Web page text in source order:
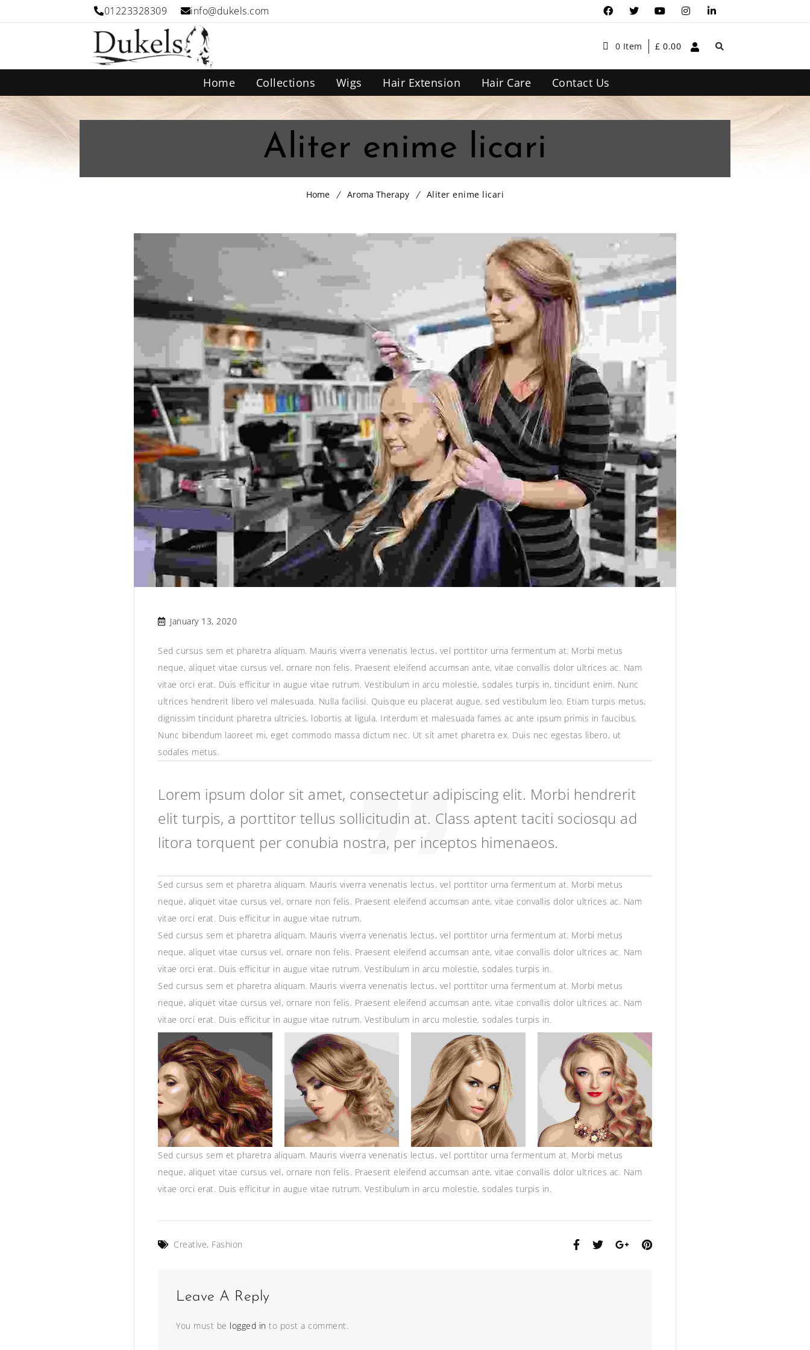
01223328309 info@dukels.com
0 Item £ 0.00
Home Collections Wigs Hair Extension Hair Care Contact Us
Aliter enime licari
Home Aroma Therapy Aliter enime licari
January 13, 2020
Sed cursus sem et pharetra aliquam. Mauris viverra venenatis lectus, vel porttitor urna fermentum at. Morbi metus
neque, aliquet vitae cursus vel, ornare non felis. Praesent eleifend accumsan ante, vitae convallis dolor ultrices ac. Nam
vitae orci erat. Duis efficitur in augue vitae rutrum. Vestibulum in arcu molestie, sodales turpis in, tincidunt enim. Nunc
ultrices hendrerit libero vel malesuada. Nulla facilisi. Quisque eu placerat augue, sed vestibulum leo. Etiam turpis metus,
dignissim tincidunt pharetra ultricies, lobortis at ligula. Interdum et malesuada fames ac ante ipsum primis in faucibus.
Nunc bibendum laoreet mi, eget commodo massa dictum nec. Ut sit amet pharetra ex. Duis nec egestas libero, ut
sodales metus.
Lorem ipsum dolor sit amet, consectetur adipiscing elit. Morbi hendrerit
elit turpis, a porttitor tellus sollicitudin at. Class aptent taciti sociosqu ad
litora torquent per conubia nostra, per inceptos himenaeos.
Sed cursus sem et pharetra aliquam. Mauris viverra venenatis lectus, vel porttitor urna fermentum at. Morbi metus
neque, aliquet vitae cursus vel, ornare non felis. Praesent eleifend accumsan ante, vitae convallis dolor ultrices ac. Nam
vitae orci erat. Duis efficitur in augue vitae rutrum.
Sed cursus sem et pharetra aliquam. Mauris viverra venenatis lectus, vel porttitor urna fermentum at. Morbi metus
neque, aliquet vitae cursus vel, ornare non felis. Praesent eleifend accumsan ante, vitae convallis dolor ultrices ac. Nam
vitae orci erat. Duis efficitur in augue vitae rutrum. Vestibulum in arcu molestie, sodales turpis in.
Sed cursus sem et pharetra aliquam. Mauris viverra venenatis lectus, vel porttitor urna fermentum at. Morbi metus
neque, aliquet vitae cursus vel, ornare non felis. Praesent eleifend accumsan ante, vitae convallis dolor ultrices ac. Nam
vitae orci erat. Duis efficitur in augue vitae rutrum. Vestibulum in arcu molestie, sodales turpis in.
Sed cursus sem et pharetra aliquam. Mauris viverra venenatis lectus, vel porttitor urna fermentum at. Morbi metus
neque, aliquet vitae cursus vel, ornare non felis. Praesent eleifend accumsan ante, vitae convallis dolor ultrices ac. Nam
vitae orci erat. Duis efficitur in augue vitae rutrum. Vestibulum in arcu molestie, sodales turpis in.
Creative, Fashion
Leave A Reply
You must be logged in to post a comment.